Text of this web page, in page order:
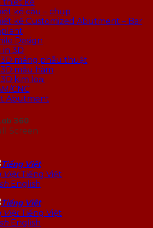
kế cầu – chụp
kế Customized Abutment – Bar
Design
in 3D
máng phẫu thuật
mẫu hàm
kim loại
CNC
Abutment
360
Screen
Tiếng Việt
English
Tiếng Việt
English